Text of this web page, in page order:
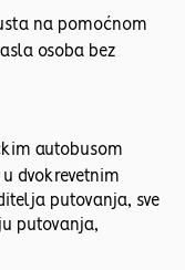
na pomoćnom
osoba bez
autobusom
dvokrevetnim
putovanja, sve
putovanja,